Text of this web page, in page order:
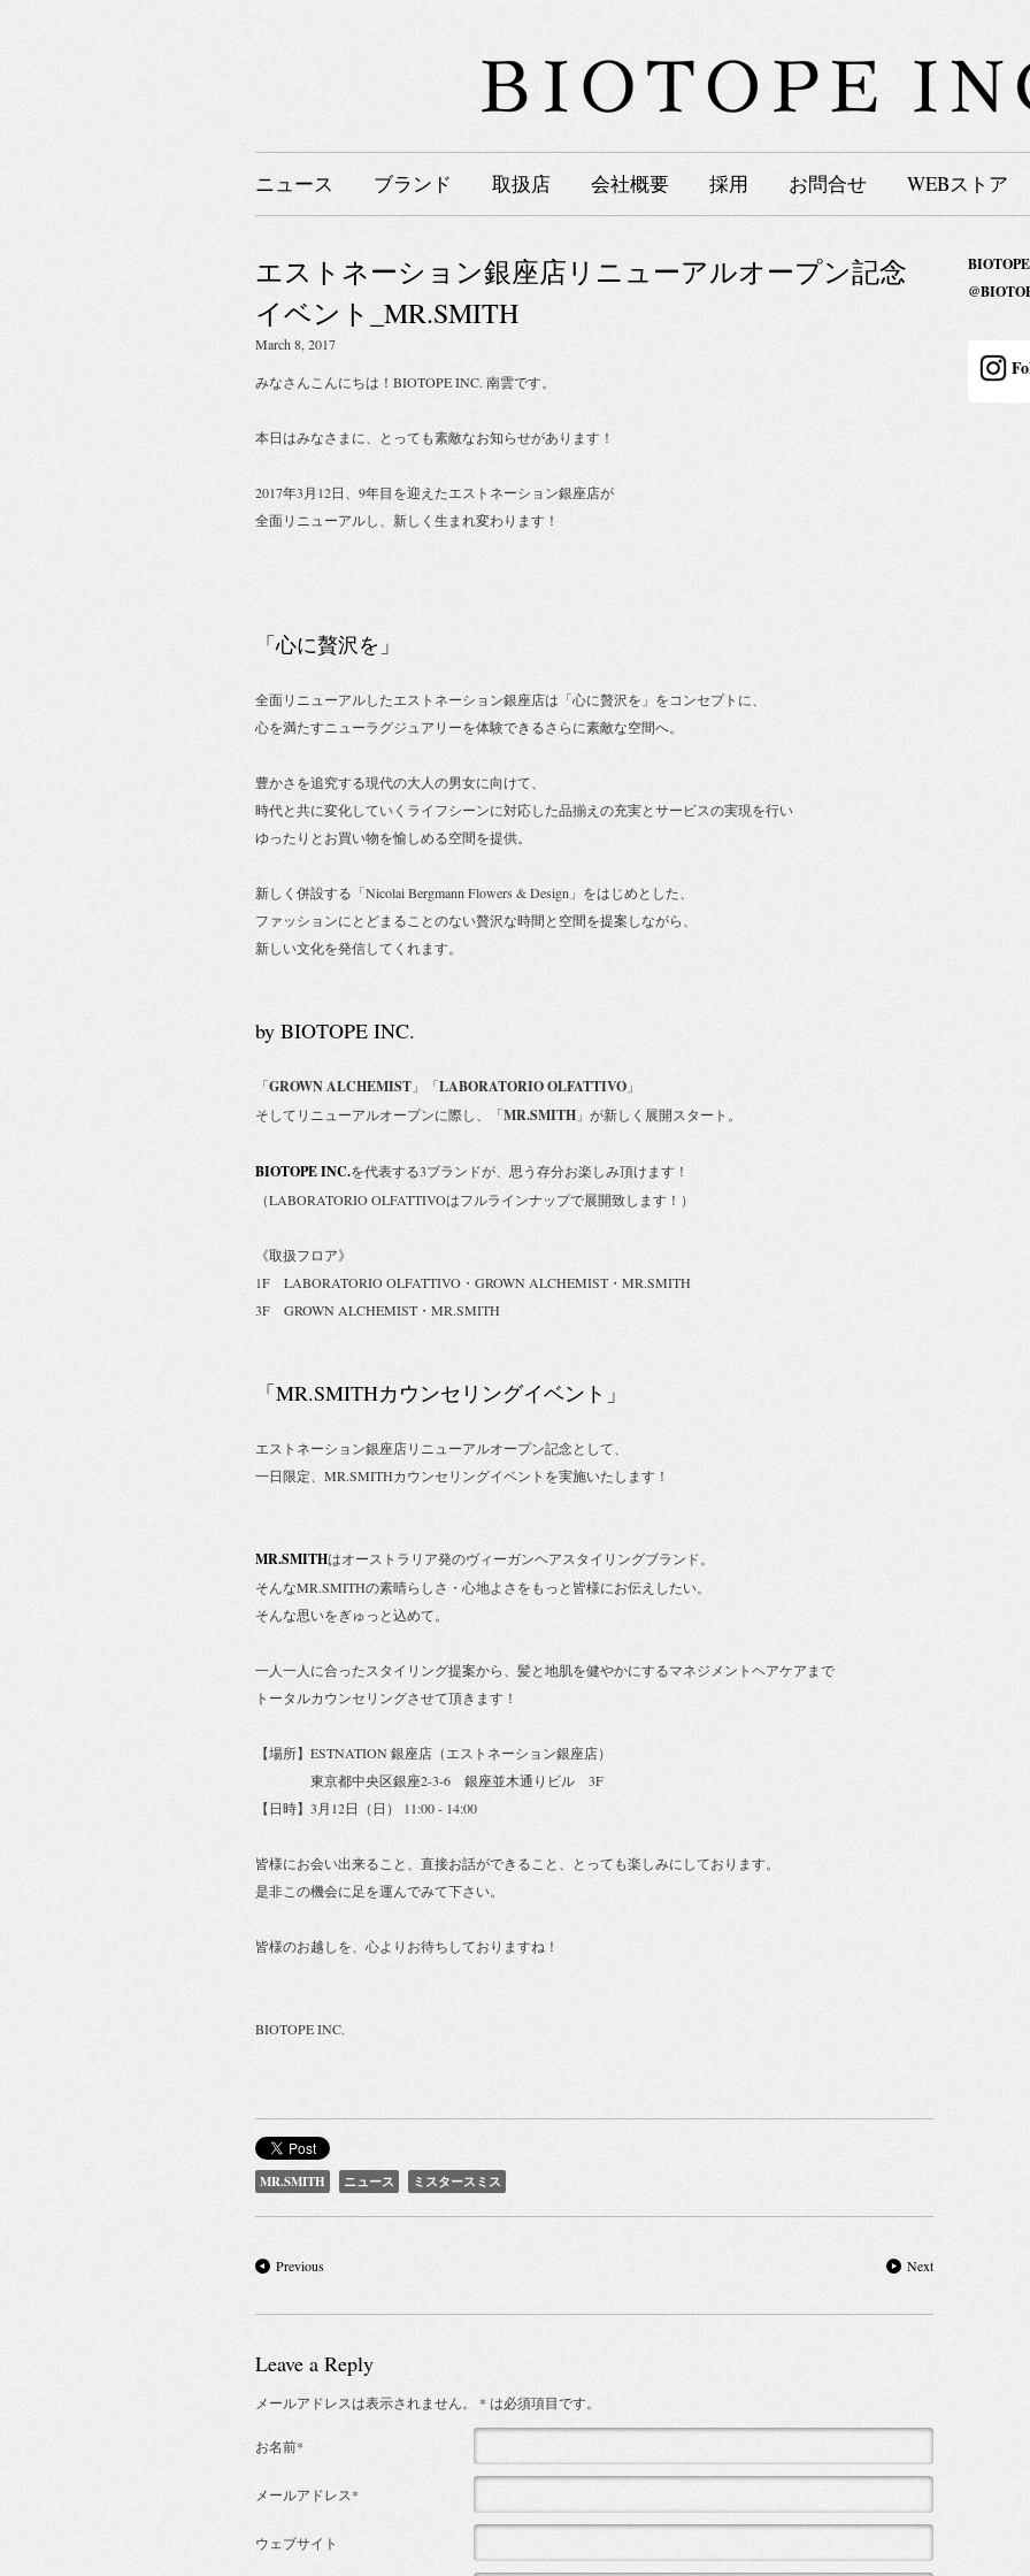
ニュース ブランド 取扱店 会社概要 採用 お問合せ WEBストア
エストネーション銀座店リニューアルオープン記念
イベント_MR.SMITH
March 8, 2017
みなさんこんにちは！BIOTOPE INC. 南雲です。
本日はみなさまに、とっても素敵なお知らせがあります！
2017年3月12日、9年目を迎えたエストネーション銀座店が
全面リニューアルし、新しく生まれ変わります！
「心に贅沢を」
全面リニューアルしたエストネーション銀座店は「心に贅沢を」をコンセプトに、
心を満たすニューラグジュアリーを体験できるさらに素敵な空間へ。
豊かさを追究する現代の大人の男女に向けて、
時代と共に変化していくライフシーンに対応した品揃えの充実とサービスの実現を行い
ゆったりとお買い物を愉しめる空間を提供。
新しく併設する「Nicolai Bergmann Flowers & Design」をはじめとした、
ファッションにとどまることのない贅沢な時間と空間を提案しながら、
新しい文化を発信してくれます。
by BIOTOPE INC.
「GROWN ALCHEMIST 」「LABORATORIO OLFATTIVO 」
そしてリニューアルオープンに際し、「MR.SMITH 」が新しく展開スタート。
BIOTOPE INC.を代表する3ブランドが、思う存分お楽しみ頂けます！
（LABORATORIO OLFATTIVOはフルラインナップで展開致します！）
《取扱フロア》
1F LABORATORIO OLFATTIVO・GROWN ALCHEMIST・MR.SMITH
3F GROWN ALCHEMIST・MR.SMITH
「MR.SMITHカウンセリングイベント」
エストネーション銀座店リニューアルオープン記念として、
一日限定、MR.SMITHカウンセリングイベントを実施いたします！
MR.SMITHはオーストラリア発のヴィーガンヘアスタイリングブランド。
そんなMR.SMITHの素晴らしさ・心地よさをもっと皆様にお伝えしたい。
そんな思いをぎゅっと込めて。
一人一人に合ったスタイリング提案から、髪と地肌を健やかにするマネジメントヘアケアまで
トータルカウンセリングさせて頂きます！
【場所】ESTNATION 銀座店（エストネーション銀座店）
東京都中央区銀座2-3-6 銀座並木通りビル 3F
【日時】3月12日（日） 11:00 - 14:00
皆様にお会い出来ること、直接お話ができること、とっても楽しみにしております。
是非この機会に足を運んでみて下さい。
皆様のお越しを、心よりお待ちしておりますね！
BIOTOPE INC.
MR.SMITH ニュース ミスタースミス
Next
Previous
Leave a Reply
メールアドレスは表示されません。 * は必須項目です。
お名前*
メールアドレス*
ウェブサイト